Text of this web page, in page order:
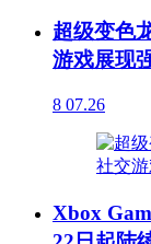
超级变色
游戏展现
8 07.26
Xbox